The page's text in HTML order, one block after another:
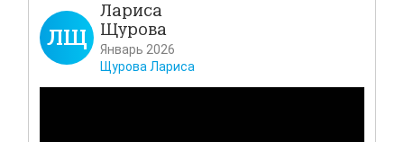
ЛЩ
Лариса
Щурова
Январь 2026
Щурова Лариса